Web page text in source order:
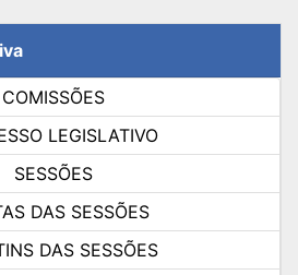
COMISSÕES
LEGISLATIVO
SESSÕES
DAS SESSÕES
DAS SESSÕES